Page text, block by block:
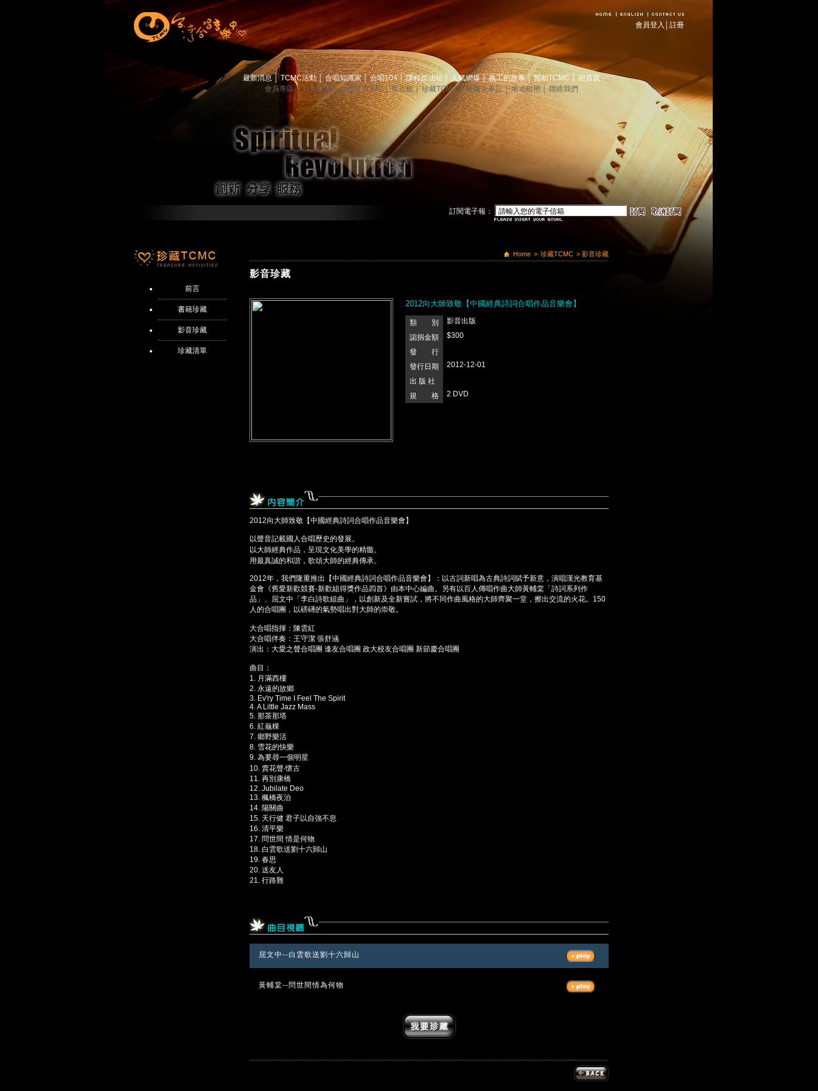
註冊
會員登入
最新消息 TCMC活動│ 合唱知識家│ 合唱104│ 課程加油站 人氣網爆│ 義工的故事 │ 贊助TCMC │ 回首頁
會員專區│ TCMC會訊│ 關於TCMC│ 留言板│ 珍藏TCMC│ 映像大事記│ 場地租用│ 聯絡我們
訂閱電子報：
前言
書籍珍藏
影音珍藏
珍藏清單
Home > 珍藏TCMC > 影音珍藏
影音珍藏
2012向大師致敬【中國經典詩詞合唱作品音樂會】
類 別
影音出版
認捐金額
$300
發 行
發行日期
2012-12-01
出 版 社
規 格
2 DVD
2012向大師致敬【中國經典詩詞合唱作品音樂會】
以聲音記載國人合唱歷史的發展。
以大師經典作品，呈現文化美學的精髓。
用最真誠的和諧，歌頌大師的經典傳承。
2012年，我們隆重推出【中國經典詩詞合唱作品音樂會】：以古詞新唱為古典詩詞賦予新意，演唱漢光教育基
金會《舊愛新歡競賽-新歡組得獎作品四首》由本中心編曲。另有以百人傳唱作曲大師黃輔棠「詩詞系列作
品」、屈文中「李白詩歌組曲」，以創新及全新嘗試，將不同作曲風格的大師齊聚一堂，擦出交流的火花。150
人的合唱團，以磅礡的氣勢唱出對大師的崇敬。
大合唱指揮：陳雲紅
大合唱伴奏：王守潔 張舒涵
演出：大愛之聲合唱團 逢友合唱團 政大校友合唱團 新節慶合唱團
曲目：
1. 月滿西樓
2. 永遠的故鄉
3. Ev'ry Time I Feel The Spirit
4. A Little Jazz Mass
5. 那茶那塔
6. 紅龜粿
7. 鄉野樂活
8. 雪花的快樂
9. 為要尋一個明星
10. 賣花聲‧懷古
11. 再別康橋
12. Jubilate Deo
13. 楓橋夜泊
14. 陽關曲
15. 天行健 君子以自強不息
16. 清平樂
17. 問世間 情是何物
18. 白雲歌送劉十六歸山
19. 春思
20. 送友人
21. 行路難
屈文中--白雲歌送劉十六歸山
黃輔棠--問世間情為何物